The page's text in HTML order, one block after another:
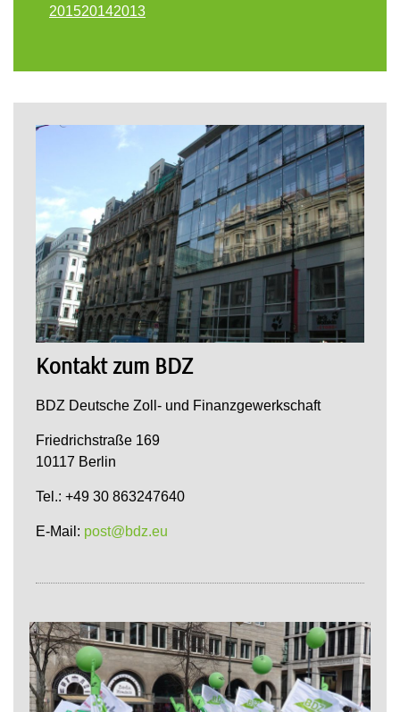
201520142013
Kontakt zum BDZ
BDZ Deutsche Zoll- und Finanzgewerkschaft
Friedrichstraße 169
10117 Berlin
Tel.: +49 30 863247640
E-Mail: post@bdz.eu